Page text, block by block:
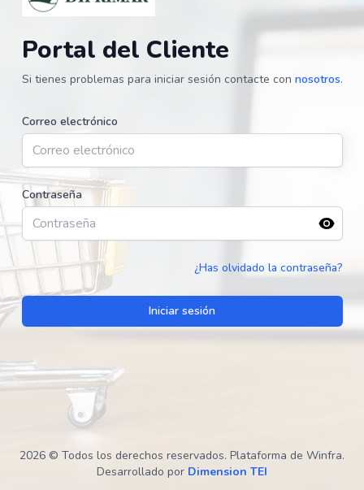
Portal del Cliente
Si tienes problemas para iniciar sesión contacte con nosotros.
Correo electrónico
Contraseña
¿Has olvidado la contraseña?
Iniciar sesión
2026 © Todos los derechos reservados. Plataforma de Winfra.
Desarrollado por Dimension TEI